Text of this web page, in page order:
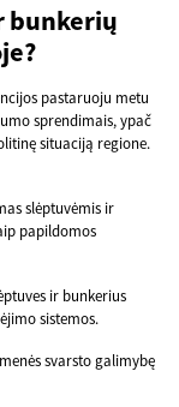
bunkerių
pastaruoju metu
sprendimais, ypač
situaciją regione.
slėptuvėmis ir
papildomos
ir bunkerius
sistemos.
svarsto galimybę